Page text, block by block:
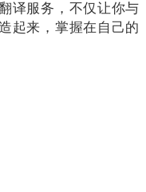
译服务，不仅让你与
起来，掌握在自己的